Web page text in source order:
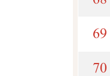
69
70